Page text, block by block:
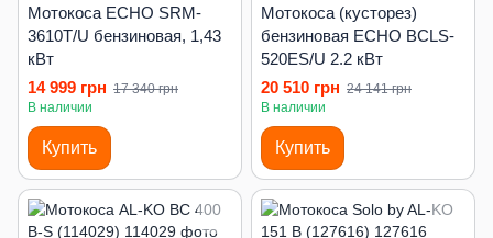
Мотокоса ECHO SRM-
3610T/U бензиновая, 1,43
кВт
14 999 грн 17 340 грн
В наличии
Купить
Мотокоса (кусторез)
бензиновая ECHO BCLS-
520ES/U 2.2 кВт
20 510 грн 24 141 грн
В наличии
Купить